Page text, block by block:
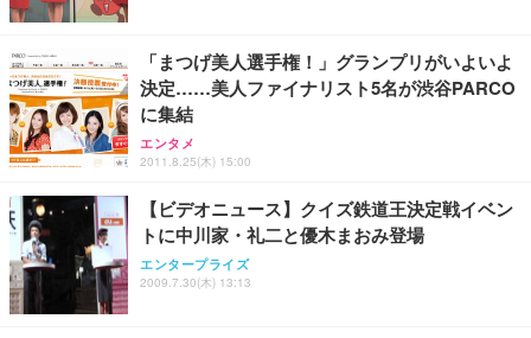
「まつげ美人選手権！」グランプリがいよいよ
決定……美人ファイナリスト5名が渋谷PARCO
に集結
エンタメ
2011.8.25(木) 15:00
【ビデオニュース】クイズ鉄道王決定戦イベン
トに中川家・礼二と優木まおみ登場
エンタープライズ
2009.7.30(木) 13:13